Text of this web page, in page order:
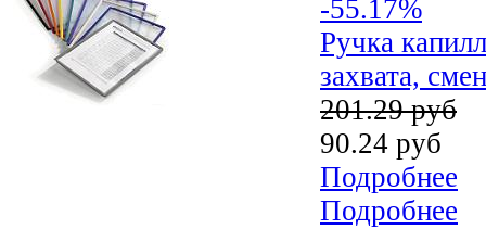
-55.17%
Ручка
захвата,
201.29 руб
90.24 руб
Подробнее
Подробнее